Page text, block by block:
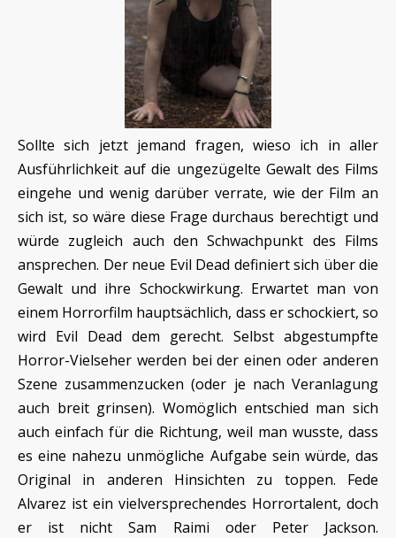
Sollte sich jetzt jemand fragen, wieso ich in aller
Ausführlichkeit auf die ungezügelte Gewalt des Films
eingehe und wenig darüber verrate, wie der Film an
sich ist, so wäre diese Frage durchaus berechtigt und
würde zugleich auch den Schwachpunkt des Films
ansprechen. Der neue Evil Dead definiert sich über die
Gewalt und ihre Schockwirkung. Erwartet man von
einem Horrorfilm hauptsächlich, dass er schockiert, so
wird Evil Dead dem gerecht. Selbst abgestumpfte
Horror-Vielseher werden bei der einen oder anderen
Szene zusammenzucken (oder je nach Veranlagung
auch breit grinsen). Womöglich entschied man sich
auch einfach für die Richtung, weil man wusste, dass
es eine nahezu unmögliche Aufgabe sein würde, das
Original in anderen Hinsichten zu toppen. Fede
Alvarez ist ein vielversprechendes Horrortalent, doch
er ist nicht Sam Raimi oder Peter Jackson.